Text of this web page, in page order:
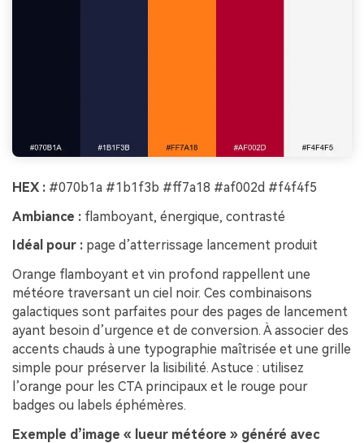
HEX : #070b1a #1b1f3b #ff7a18 #af002d #f4f4f5
Ambiance : flamboyant, énergique, contrasté
Idéal pour : page d’atterrissage lancement produit
Orange flamboyant et vin profond rappellent une
météore traversant un ciel noir. Ces combinaisons
galactiques sont parfaites pour des pages de lancement
ayant besoin d’urgence et de conversion. À associer des
accents chauds à une typographie maîtrisée et une grille
simple pour préserver la lisibilité. Astuce : utilisez
l’orange pour les CTA principaux et le rouge pour
badges ou labels éphémères.
Exemple d’image « lueur météore » généré avec